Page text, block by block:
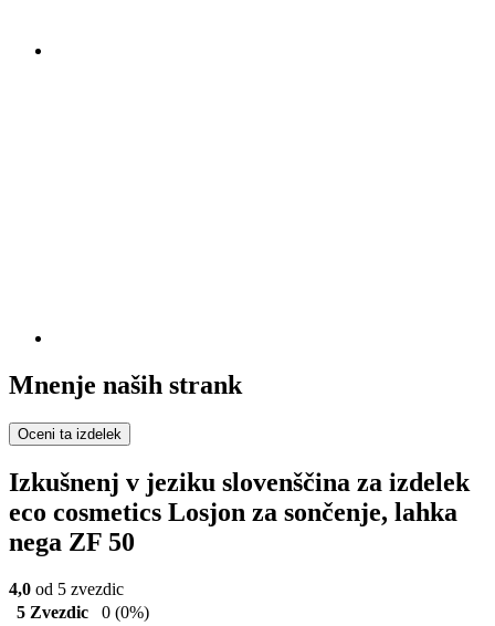
Mnenje naših strank
Oceni ta izdelek
Izkušnenj v jeziku slovenščina za izdelek
eco cosmetics Losjon za sončenje, lahka
nega ZF 50
4,0 od 5 zvezdic
5 Zvezdic
0 (0%)